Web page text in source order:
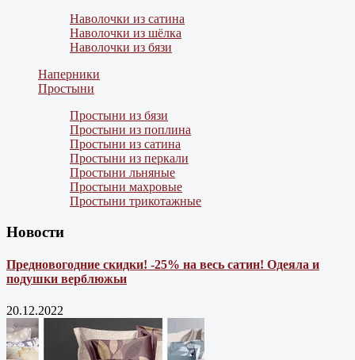
Наволочки из сатина
Наволочки из шёлка
Наволочки из бязи
Наперники
Простыни
Простыни из бязи
Простыни из поплина
Простыни из сатина
Простыни из перкали
Простыни льняные
Простыни махровые
Простыни трикотажные
Новости
Предновогодние скидки! -25% на весь сатин! Одеяла и
подушки верблюжьи
20.12.2022